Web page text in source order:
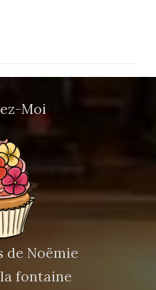
Moi
de Noëmie
fontaine